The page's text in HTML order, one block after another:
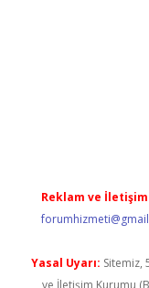
Reklam ve
Yasal Uyarı: Sitemiz,
ve İletişim Kurumu